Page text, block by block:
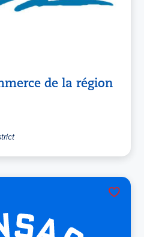
de la région